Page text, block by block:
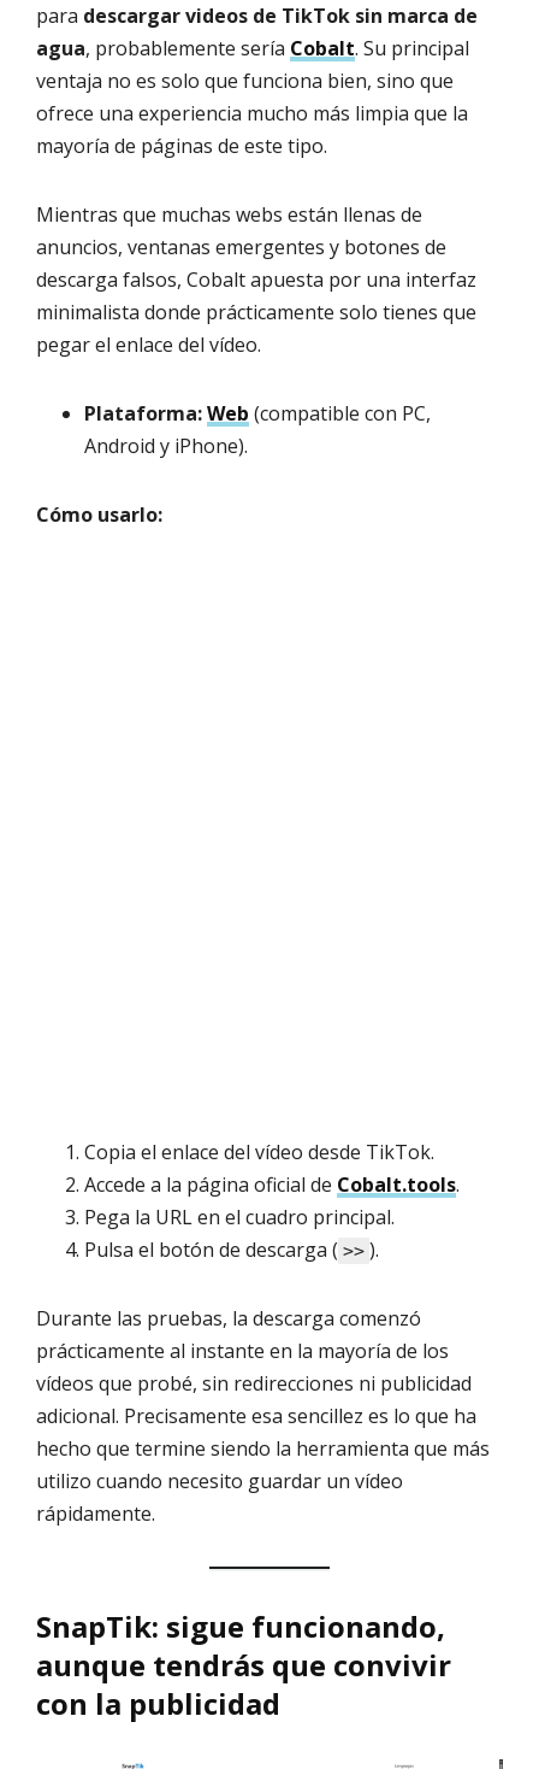
para descargar videos de TikTok sin marca de
agua, probablemente sería Cobalt. Su principal
ventaja no es solo que funciona bien, sino que
ofrece una experiencia mucho más limpia que la
mayoría de páginas de este tipo.
Mientras que muchas webs están llenas de
anuncios, ventanas emergentes y botones de
descarga falsos, Cobalt apuesta por una interfaz
minimalista donde prácticamente solo tienes que
pegar el enlace del vídeo.
Plataforma:Web (compatible con PC,
Android y iPhone).
Cómo usarlo:
Copia el enlace del vídeo desde TikTok.
Accede a la página oficial de Cobalt.tools.
Pega la URL en el cuadro principal.
Pulsa el botón de descarga ( >> ).
Durante las pruebas, la descarga comenzó
prácticamente al instante en la mayoría de los
vídeos que probé, sin redirecciones ni publicidad
adicional. Precisamente esa sencillez es lo que ha
hecho que termine siendo la herramienta que más
utilizo cuando necesito guardar un vídeo
rápidamente.
SnapTik: sigue funcionando,
aunque tendrás que convivir
con la publicidad